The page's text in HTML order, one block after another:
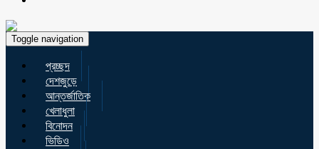
Toggle navigation
প্রচ্ছদ
দেশজুড়ে
আন্তর্জাতিক
খেলাধুলা
বিনোদন
ভিডিও